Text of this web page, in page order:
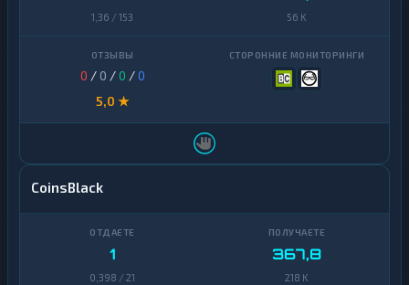
1,36 / 153 56 K
0 / 0 /0 /0
5,0 ★
CoinsBlack
1
0,398 / 21
367,8
218 K